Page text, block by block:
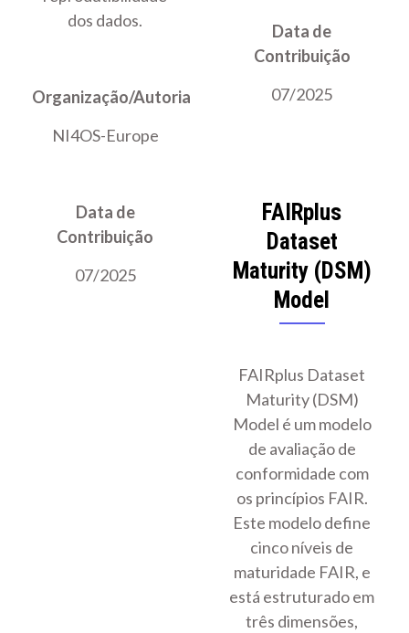
Data de
Contribuição
07/2025
dos dados.
Organização/Autoria
NI4OS-Europe
Data de
Contribuição
07/2025
FAIRplus
Dataset
Maturity (DSM)
Model
FAIRplus Dataset
Maturity (DSM)
Model é um modelo
de avaliação de
conformidade com
os princípios FAIR.
Este modelo define
cinco níveis de
maturidade FAIR, e
está estruturado em
três dimensões,